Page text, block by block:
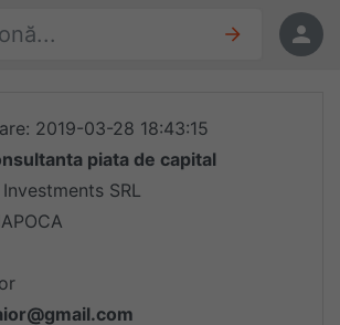
2019-03-28 18:43:15
piata de capital
SRL